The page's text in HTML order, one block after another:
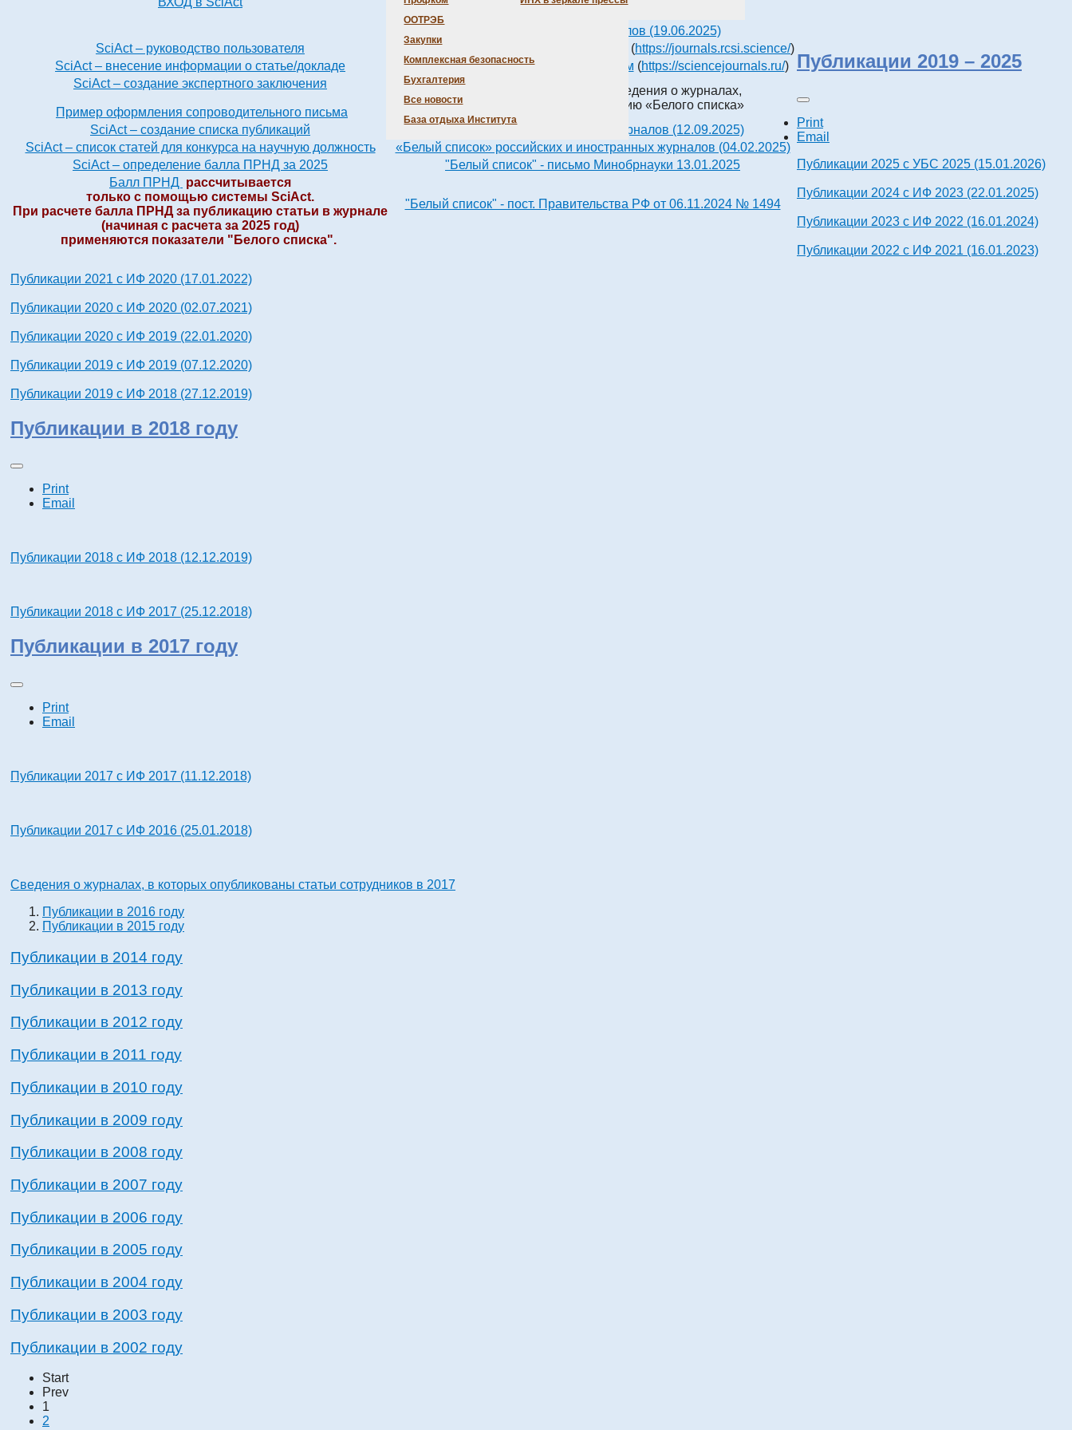
ООТРЭБ
Закупки
Комплексная безопасность
Бухгалтерия
Все новости
База отдыха Института
2024 импакт-фактор журналов (19.06.2025)
SciAct – руководство пользователя
Российские журналы – доступ к текстам (https://journals.rcsi.science/)
SciAct – внесение информации о статье/докладе
Российские журналы – доступ к текстам (https://sciencejournals.ru/)
SciAct – создание экспертного заключения
Пример оформления сопроводительного письма
приведены сведения о журналах,
включенных в актуальную версию «Белого списка»
SciAct – cоздание списка публикаций
«Белый список» российских журналов (12.09.2025)
SciAct – список статей для конкурса на научную должность
«Белый список» российских и иностранных журналов (04.02.2025)
SciAct – определение балла ПРНД за 2025
"Белый список" - письмо Минобрнауки 13.01.2025
Балл ПРНД рассчитывается
только с помощью системы SciAct.
При расчете балла ПРНД за публикацию статьи в журнале
(начиная с расчета за 2025 год)
применяются показатели "Белого списка".
"Белый список" - пост. Правительства РФ от 06.11.2024 № 1494
Публикации 2019 – 2025
Print
Email
Публикации 2025 с УБС 2025 (15.01.2026)
Публикации 2024 с ИФ 2023 (22.01.2025)
Публикации 2023 с ИФ 2022 (16.01.2024)
Публикации 2022 с ИФ 2021 (16.01.2023)
Публикации 2021 с ИФ 2020 (17.01.2022)
Публикации 2020 с ИФ 2020 (02.07.2021)
Публикации 2020 с ИФ 2019 (22.01.2020)
Публикации 2019 с ИФ 2019 (07.12.2020)
Публикации 2019 с ИФ 2018 (27.12.2019)
Публикации в 2018 году
Print
Email
Публикации 2018 с ИФ 2018 (12.12.2019)
Публикации 2018 с ИФ 2017 (25.12.2018)
Публикации в 2017 году
Print
Email
Публикации 2017 с ИФ 2017 (11.12.2018)
Публикации 2017 с ИФ 2016 (25.01.2018)
Сведения о журналах, в которых опубликованы статьи сотрудников в 2017
Публикации в 2016 году
Публикации в 2015 году
Публикации в 2014 году
Публикации в 2013 году
Публикации в 2012 году
Публикации в 2011 году
Публикации в 2010 году
Публикации в 2009 году
Публикации в 2008 году
Публикации в 2007 году
Публикации в 2006 году
Публикации в 2005 году
Публикации в 2004 году
Публикации в 2003 году
Публикации в 2002 году
Start
Prev
1
2